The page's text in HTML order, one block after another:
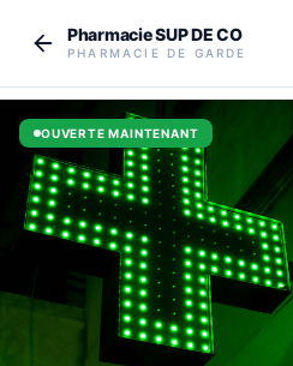
Pharmacie SUP DE CO
PHARMACIE DE GARDE
OUVERTE MAINTENANT